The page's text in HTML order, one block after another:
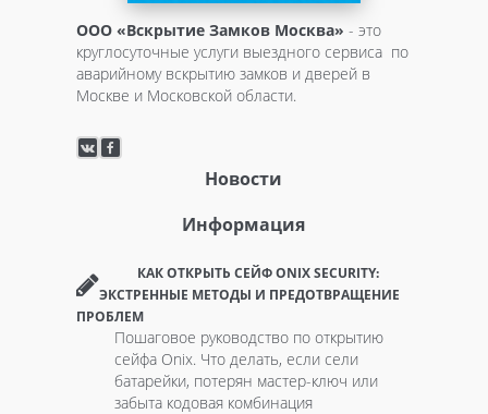
ООО «Вскрытие Замков Москва» - это
круглосуточные услуги выездного сервиса по
аварийному вскрытию замков и дверей в
Москве и Московской области.
Новости
Информация
КАК ОТКРЫТЬ СЕЙФ ONIX SECURITY:
ЭКСТРЕННЫЕ МЕТОДЫ И ПРЕДОТВРАЩЕНИЕ
ПРОБЛЕМ
Пошаговое руководство по открытию
сейфа Onix. Что делать, если сели
батарейки, потерян мастер-ключ или
забыта кодовая комбинация